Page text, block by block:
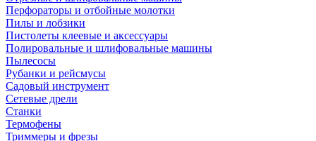
Перфораторы и отбойные молотки
Пилы и лобзики
Пистолеты клеевые и аксессуары
Полировальные и шлифовальные машины
Пылесосы
Рубанки и рейсмусы
Садовый инструмент
Сетевые дрели
Станки
Термофены
Триммеры и фрезы